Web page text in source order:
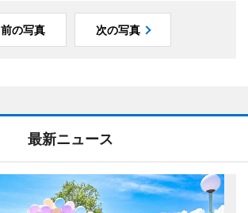
前の写真 次の写真
最新ニュース